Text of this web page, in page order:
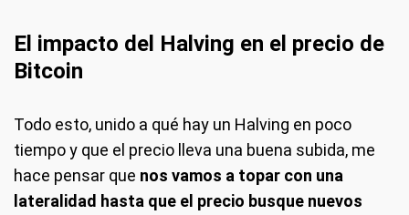
El impacto del Halving en el precio de
Bitcoin
Todo esto, unido a qué hay un Halving en poco
tiempo y que el precio lleva una buena subida, me
hace pensar que nos vamos a topar con una
lateralidad hasta que el precio busque nuevos